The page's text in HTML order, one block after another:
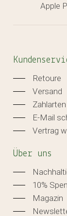
Apple
Retoure
Versand
Zahlarten
E-Mail
Vertrag
Über uns
10%
Magazin